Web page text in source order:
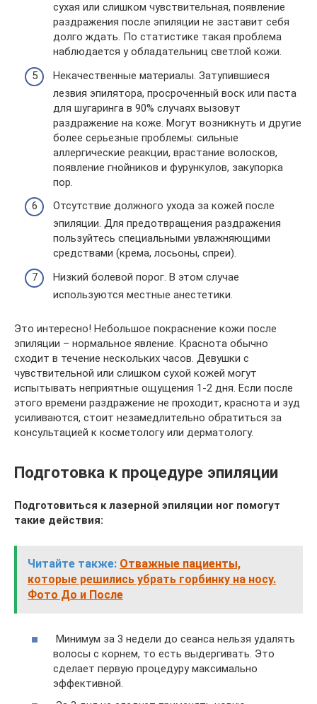
сухая или слишком чувствительная, появление
раздражения после эпиляции не заставит себя
долго ждать. По статистике такая проблема
наблюдается у обладательниц светлой кожи.
Некачественные материалы. Затупившиеся
лезвия эпилятора, просроченный воск или паста
для шугаринга в 90% случаях вызовут
раздражение на коже. Могут возникнуть и другие
более серьезные проблемы: сильные
аллергические реакции, врастание волосков,
появление гнойников и фурункулов, закупорка
пор.
Отсутствие должного ухода за кожей после
эпиляции. Для предотвращения раздражения
пользуйтесь специальными увлажняющими
средствами (крема, лосьоны, спреи).
Низкий болевой порог. В этом случае
используются местные анестетики.
Это интересно! Небольшое покраснение кожи после
эпиляции – нормальное явление. Краснота обычно
сходит в течение нескольких часов. Девушки с
чувствительной или слишком сухой кожей могут
испытывать неприятные ощущения 1-2 дня. Если после
этого времени раздражение не проходит, краснота и зуд
усиливаются, стоит незамедлительно обратиться за
консультацией к косметологу или дерматологу.
Подготовка к процедуре эпиляции
Подготовиться к лазерной эпиляции ног помогут
такие действия:
Читайте также: Отважные пациенты,
которые решились убрать горбинку на носу.
Фото До и После
Минимум за 3 недели до сеанса нельзя удалять
волосы с корнем, то есть выдергивать. Это
сделает первую процедуру максимально
эффективной.